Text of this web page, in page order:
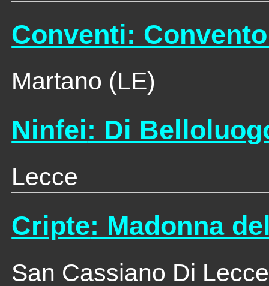
Conventi:
Martano (LE)
Ninfei: Di
Lecce
Cripte: Madonna
San Cassiano Di